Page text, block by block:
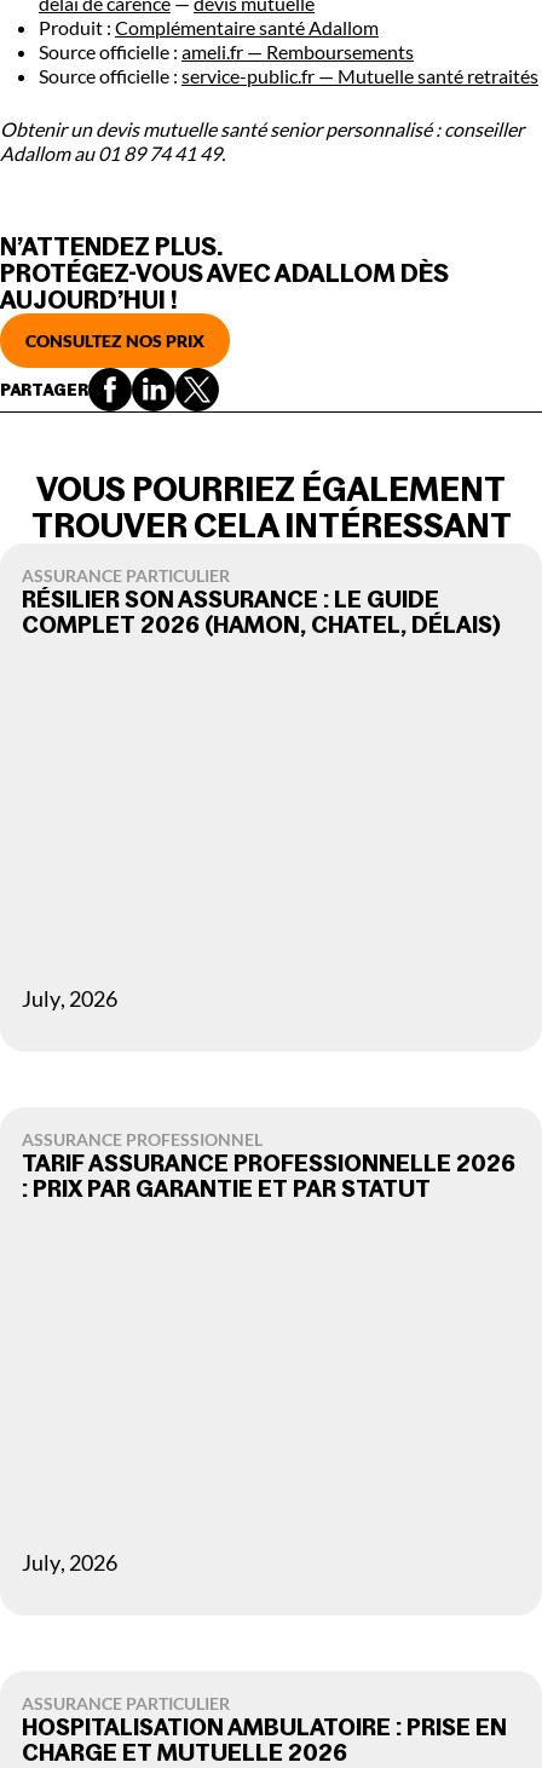
Produit : Complémentaire santé Adallom
Source officielle : ameli.fr — Remboursements
Source officielle : service-public.fr — Mutuelle santé retraités
Obtenir un devis mutuelle santé senior personnalisé : conseiller
Adallom au 01 89 74 41 49.
N’ATTENDEZ PLUS.
PROTÉGEZ-VOUS AVEC ADALLOM DÈS
AUJOURD’HUI !
CONSULTEZ NOS PRIX
PARTAGER
VOUS POURRIEZ ÉGALEMENT
TROUVER CELA INTÉRESSANT
ASSURANCE PARTICULIER
RÉSILIER SON ASSURANCE : LE GUIDE
COMPLET 2026 (HAMON, CHATEL, DÉLAIS)
July, 2026
ASSURANCE PROFESSIONNEL
TARIF ASSURANCE PROFESSIONNELLE 2026
: PRIX PAR GARANTIE ET PAR STATUT
July, 2026
ASSURANCE PARTICULIER
HOSPITALISATION AMBULATOIRE : PRISE EN
CHARGE ET MUTUELLE 2026